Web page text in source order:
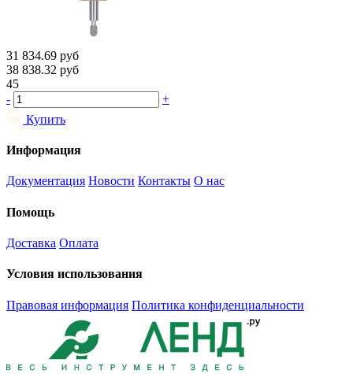
31 834.69 руб
38 838.32 руб
45
-
+
Купить
Информация
Документация Новости Контакты О нас
Помощь
Доставка Оплата
Условия использования
Правовая информация Политика конфиденциальности